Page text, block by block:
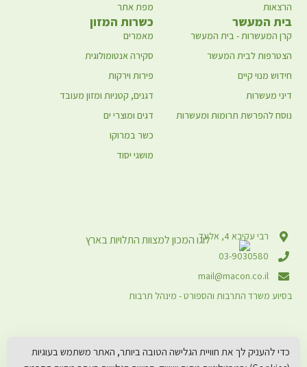
רבי עקיבא 4, אלעד
03-9030580
mail@macon.co.il
בסיוע משרד התרבות והספורט - מינהל תרבות
מפת אתר
הרצאות
כשרות המזון
מאמרים
סקירה אנטומולוגית
פירות וירקות
דגנים, קטניות ומזון מעובד
דגים ומוצרי ים
כשר במרוקו
מושגי יסוד
בית המעשר
קרן המעשרות - בית המעשר
הצטרפות לבית המעשר
חידוש מנוי קיים
דיני מעשרות
נוסח להפרשת תרומות ומעשרות
כדי להעניק לך את חוויית הגלישה הטובה ביותר, האתר משתמש בעוגיות